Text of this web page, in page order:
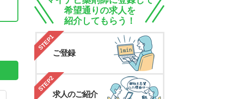
希望通りの求人を
紹介してもらう！
STEP1
ご登録
STEP2
求人のご紹介